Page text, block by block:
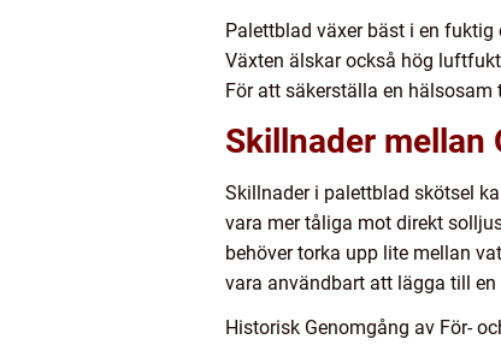
Palettblad växer bäst i en
Växten älskar också hög
För att säkerställa en
Skillnader mellan
Skillnader i palettblad skötsel
vara mer tåliga mot direkt
behöver torka upp lite mellan
vara användbart att lägga till
Historisk Genomgång av För-